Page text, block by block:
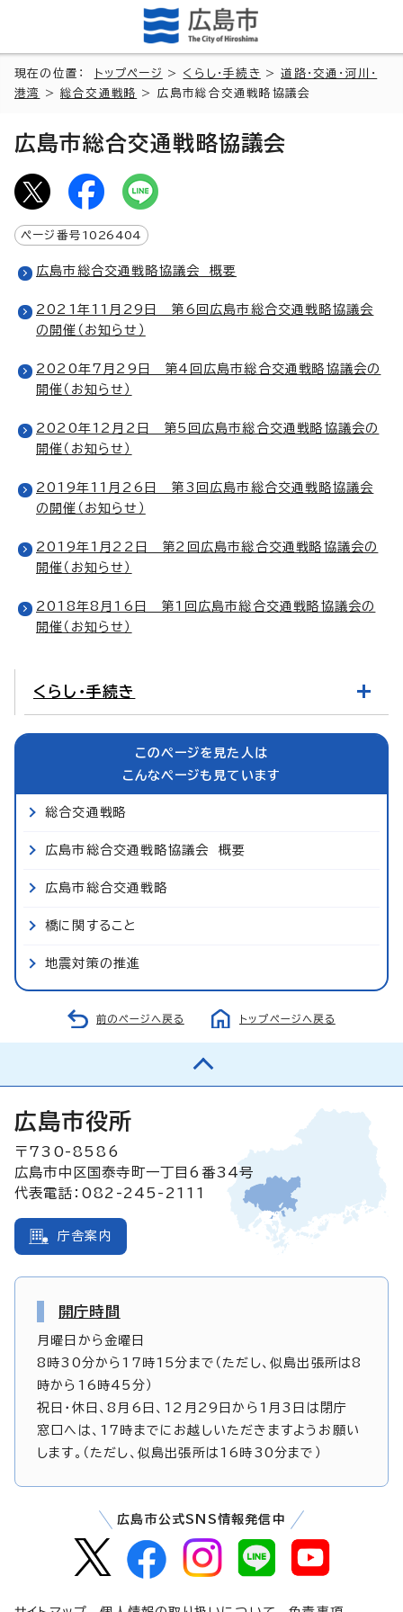
現在の位置： トップページ > くらし・手続き >道路・交通・河川・
港湾
>総合交通戦略 > 広島市総合交通戦略協議会
広島市総合交通戦略協議会
ページ番号 1026404
広島市総合交通戦略協議会 概要
2021年11月29日 第6回広島市総合交通戦略協議会
の開催（お知らせ）
2020年7月29日 第4回広島市総合交通戦略協議会の
開催（お知らせ）
2020年12月2日 第5回広島市総合交通戦略協議会の
開催（お知らせ）
2019年11月26日 第3回広島市総合交通戦略協議会
の開催（お知らせ）
2019年1月22日 第2回広島市総合交通戦略協議会の
開催（お知らせ）
2018年8月16日 第1回広島市総合交通戦略協議会の
開催（お知らせ）
くらし・手続き
このページを見た人は
こんなページも見ています
総合交通戦略
広島市総合交通戦略協議会 概要
広島市総合交通戦略
橋に関すること
地震対策の推進
前のページへ戻る トップページへ戻る
広島市役所
〒730-8586
広島市中区国泰寺町一丁目6番34号
代表電話：082-245-2111
庁舎案内
開庁時間
月曜日から金曜日
8時30分から17時15分まで（ただし、似島出張所は8
時から16時45分）
祝日・休日、8月6日、12月29日から1月3日は閉庁
窓口へは、17時までにお越しいただきますようお願い
します。（ただし、似島出張所は16時30分まで）
広島市公式SNS情報発信中